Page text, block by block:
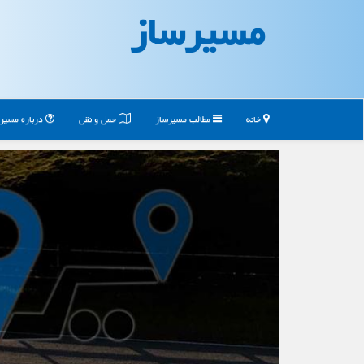
مسیرساز
خانه مطالب مسیرساز حمل و نقل درباره